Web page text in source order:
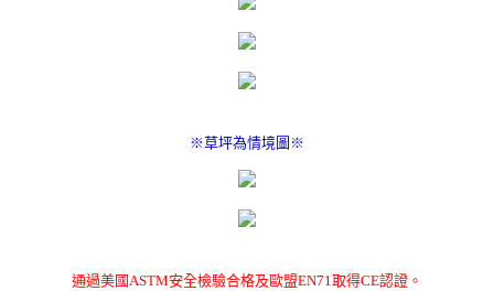
※草坪為情境圖※
通過美國ASTM安全檢驗合格及歐盟EN71取得CE認證。